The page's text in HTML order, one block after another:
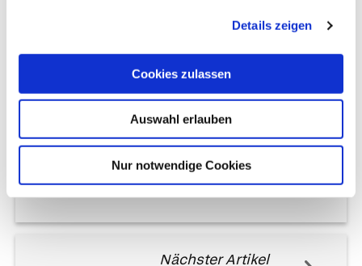
Details zeigen
Cookies zulassen
Auswahl erlauben
Nur notwendige Cookies
Vorheriger Artikel
Sport als Therapie
Nächster Artikel